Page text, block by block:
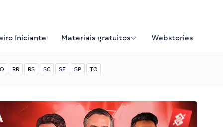
Iniciante Materiais gratuitos Webstories
RR RS SC SE SP TO